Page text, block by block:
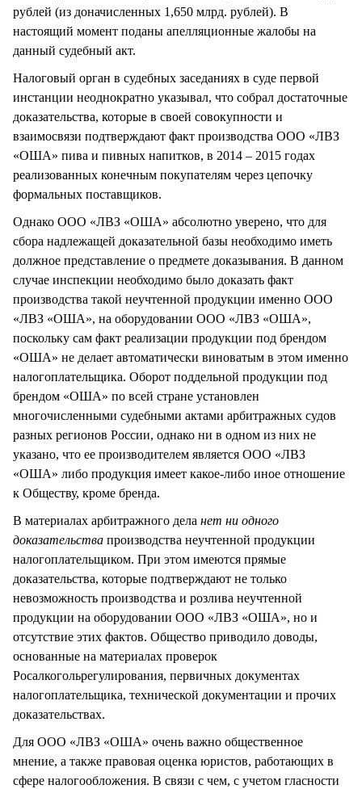
рублей (из доначисленных 1,650 млрд. рублей). В
настоящий момент поданы апелляционные жалобы на
данный судебный акт.
Налоговый орган в судебных заседаниях в суде первой
инстанции неоднократно указывал, что собрал достаточные
доказательства, которые в своей совокупности и
взаимосвязи подтверждают факт производства ООО «ЛВЗ
«ОША» пива и пивных напитков, в 2014 – 2015 годах
реализованных конечным покупателям через цепочку
формальных поставщиков.
Однако ООО «ЛВЗ «ОША» абсолютно уверено, что для
сбора надлежащей доказательной базы необходимо иметь
должное представление о предмете доказывания. В данном
случае инспекции необходимо было доказать факт
производства такой неучтенной продукции именно ООО
«ЛВЗ «ОША», на оборудовании ООО «ЛВЗ «ОША»,
поскольку сам факт реализации продукции под брендом
«ОША» не делает автоматически виноватым в этом именно
налогоплательщика. Оборот поддельной продукции под
брендом «ОША» по всей стране установлен
многочисленными судебными актами арбитражных судов
разных регионов России, однако ни в одном из них не
указано, что ее производителем является ООО «ЛВЗ
«ОША» либо продукция имеет какое-либо иное отношение
к Обществу, кроме бренда.
В материалах арбитражного дела нет ни одного
доказательства производства неучтенной продукции
налогоплательщиком. При этом имеются прямые
доказательства, которые подтверждают не только
невозможность производства и розлива неучтенной
продукции на оборудовании ООО «ЛВЗ «ОША», но и
отсутствие этих фактов. Общество приводило доводы,
основанные на материалах проверок
Росалкогольрегулирования, первичных документах
налогоплательщика, технической документации и прочих
доказательствах.
Для ООО «ЛВЗ «ОША» очень важно общественное
мнение, а также правовая оценка юристов, работающих в
сфере налогообложения. В связи с чем, с учетом гласности